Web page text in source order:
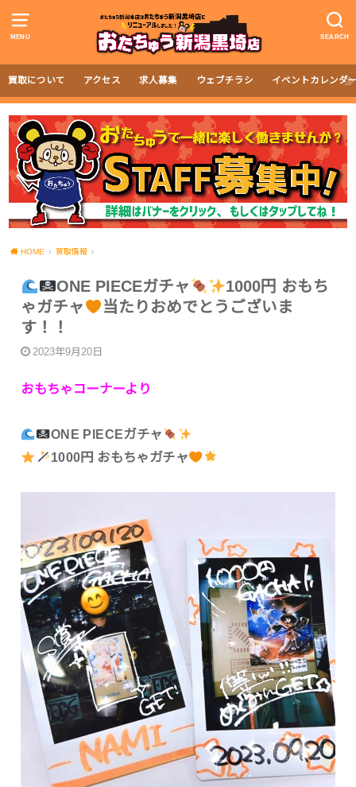
MENU SEARCH
買取について アクセス 求人募集 ウェブチラシ イベントカレンダ
HOME 買取情報
ONE PIECEガチャ
1000円 おもち
ゃガチャ
当たりおめでとうございま
す！！
2023年9月20日
おもちゃコーナーより
ONE PIECEガチャ
1000円 おもちゃガチャ